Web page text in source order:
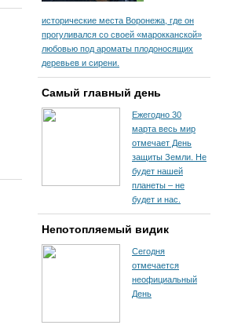
исторические места Воронежа, где он
прогуливался со своей «марокканской»
любовью под ароматы плодоносящих
деревьев и сирени.
Самый главный день
Ежегодно 30
марта весь мир
отмечает День
защиты Земли. Не
будет нашей
планеты – не
будет и нас.
Непотопляемый видик
Сегодня
отмечается
неофициальный
День